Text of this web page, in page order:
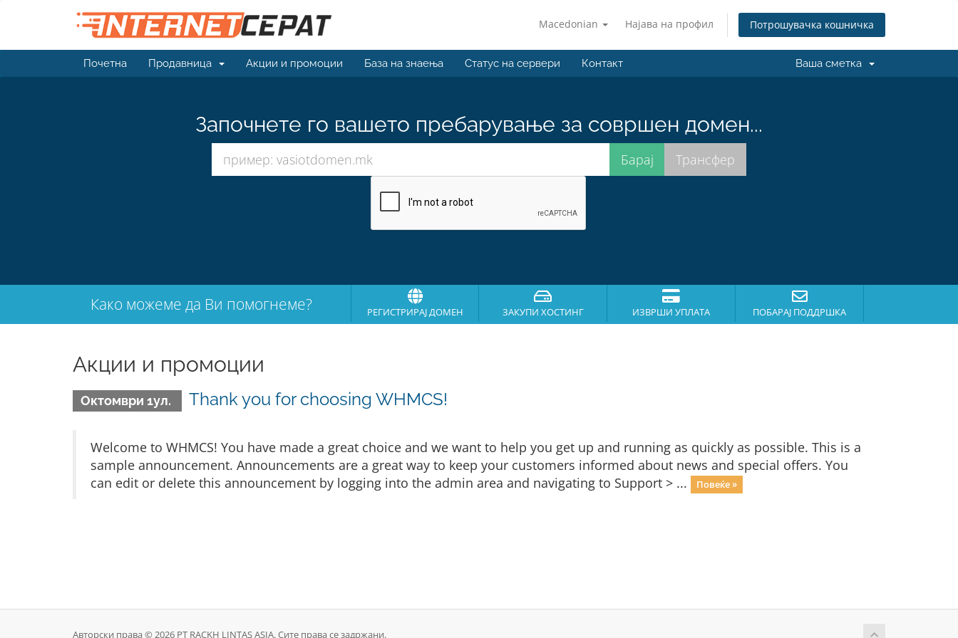
Macedonian Најава на профил Потрошувачка кошничка
Почетна Продавница Акции и промоции База на знаења Статус на сервери Контакт Ваша сметка
Започнете го вашето пребарување за совршен домен...
Како можеме да Ви помогнеме? РЕГИСТРИРАЈ ДОМЕН ЗАКУПИ ХОСТИНГ ИЗВРШИ УПЛАТА ПОБАРАЈ ПОДДРШКА
Акции и промоции
Октомври 1ул. Thank you for choosing WHMCS!
Welcome to WHMCS! You have made a great choice and we want to help you get up and running as quickly as possible. This is a
sample announcement. Announcements are a great way to keep your customers informed about news and special offers. You
can edit or delete this announcement by logging into the admin area and navigating to Support > ...
Повеќе »
Авторски права © 2026 PT RACKH LINTAS ASIA. Сите права се задржани.